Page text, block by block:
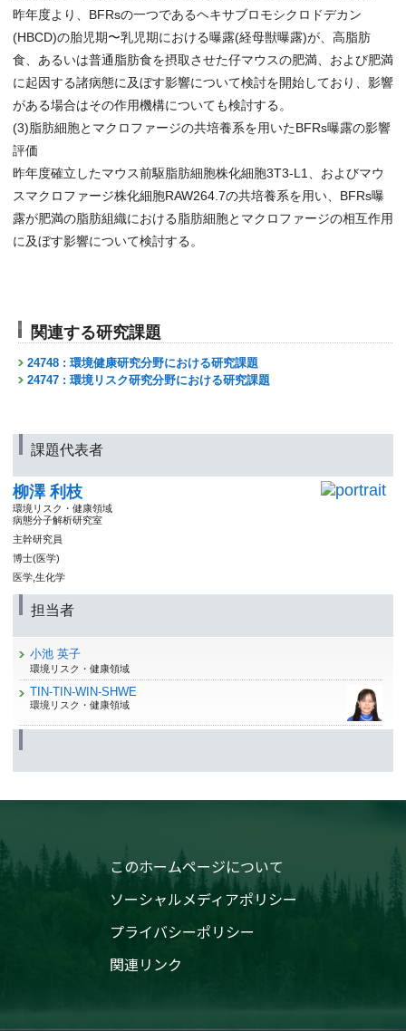
昨年度より、BFRsの一つであるヘキサブロモシクロドデカン
(HBCD)の胎児期〜乳児期における曝露(経母獣曝露)が、高脂肪
食、あるいは普通脂肪食を摂取させた仔マウスの肥満、および肥満
に起因する諸病態に及ぼす影響について検討を開始しており、影響
がある場合はその作用機構についても検討する。
(3)脂肪細胞とマクロファージの共培養系を用いたBFRs曝露の影響
評価
昨年度確立したマウス前駆脂肪細胞株化細胞3T3-L1、およびマウ
スマクロファージ株化細胞RAW264.7の共培養系を用い、BFRs曝
露が肥満の脂肪組織における脂肪細胞とマクロファージの相互作用
に及ぼす影響について検討する。
関連する研究課題
24748 : 環境健康研究分野における研究課題
24747 : 環境リスク研究分野における研究課題
課題代表者
柳澤 利枝
環境リスク・健康領域
病態分子解析研究室
主幹研究員
博士(医学)
医学,生化学
担当者
小池 英子
環境リスク・健康領域
TIN-TIN-WIN-SHWE
環境リスク・健康領域
このホームページについて
ソーシャルメディアポリシー
プライバシーポリシー
関連リンク